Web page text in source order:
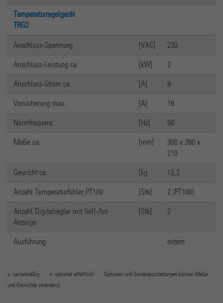
Temperaturregelgerät
TRG2
Anschluss-Spannung [VAC] 230
Anschluss-Leistung ca. [kW] 2
Anschluss-Strom ca. [A] 9
Vorsicherung max. [A] 16
Nennfrequenz [Hz] 50
Maße ca. [mm]
300 x 380 x
210
Gewicht ca. [kg 12,2
Anzahl Temperaturfühler PT100 [Stk] 2 (PT100)
Anzahl Digitalregler mit Soll-/Ist-
Anzeige
[Stk] 2
Ausführung extern
x serienmäßig + optional erhältlich Optionen und Sonderausstattungen können Maße
und Gewichte verändern!